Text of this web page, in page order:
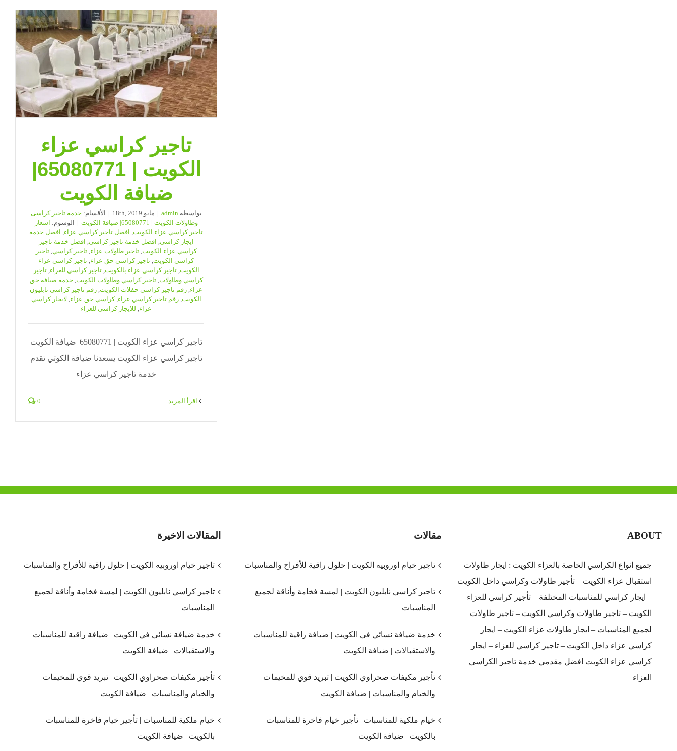
|
65080771
|
ضيافة
مغلقة
تاجير كراسي عزاء
الكويت | 65080771|
ضيافة الكويت
بواسطة admin
| مايو 18th, 2019 | الأقسام: خدمة تاجير كراسى
وطاولات الكويت | 65080771| ضيافة الكويت
| الوسوم: اسعار
تاجير كراسي عزاء الكويت, افضل تاجير كراسي عزاء افضل خدمة
ايجار كراسي افضل خدمة تاجير كراسي افضل خدمة تاجير
كراسي عزاء الكويت ,تاجير طاولات عزاء ,تاجير كراسي ,تاجير
كراسي الكويت, تاجير كراسي حق عزاء تاجير كراسي عزاء
الكويت ,تاجير كراسي عزاء بالكويت ,تاجير كراسي للعزاء ,تاجير
كراسي وطاولات ,تاجير كراسي وطاولات الكويت خدمة ضيافة حق
عزاء رقم تاجير كراسى حفلات الكويت, رقم تاجير كراسى نابليون
الكويت ,رقم تاجير كراسي عزاء ,كراسي حق عزاء لايجار كراسي
عزاء للايجار كراسي للعزاء
تاجير كراسي عزاء الكويت | 65080771| ضيافة الكويت
تاجير كراسي عزاء الكويت يسعدنا ضيافة الكوتي تقدم
خدمة تاجير كراسي عزاء
‫اقرأ المزيد 0
ABOUT
جميع انواع الكراسي الخاصة بالعزاء الكويت : ايجار طاولات
استقبال عزاء الكويت – تأجير طاولات وكراسي داخل الكويت
– ايجار كراسي للمناسبات المختلفة – تأجير كراسي للعزاء
الكويت – تاجير طاولات وكراسي الكويت – تاجير طاولات
لجميع المناسبات – ايجار طاولات عزاء الكويت – ايجار
كراسي عزاء داخل الكويت – تاجير كراسي للعزاء – ايجار
كراسي عزاء الكويت افضل مقدمي خدمة تاجير الكراسي
العزاء
مقالات
تاجير خيام اوروبيه الكويت | حلول راقية للأفراح والمناسبات
تاجير كراسي نابليون الكويت | لمسة فخامة وأناقة لجميع
المناسبات
خدمة ضيافة نسائي في الكويت | ضيافة راقية للمناسبات
والاستقبالات | ضيافة الكويت
تأجير مكيفات صحراوي الكويت | تبريد قوي للمخيمات
والخيام والمناسبات | ضيافة الكويت
خيام ملكية للمناسبات | تأجير خيام فاخرة للمناسبات
بالكويت | ضيافة الكويت
المقالات الاخيرة
تاجير خيام اوروبيه الكويت | حلول راقية للأفراح والمناسبات
تاجير كراسي نابليون الكويت | لمسة فخامة وأناقة لجميع
المناسبات
خدمة ضيافة نسائي في الكويت | ضيافة راقية للمناسبات
والاستقبالات | ضيافة الكويت
تأجير مكيفات صحراوي الكويت | تبريد قوي للمخيمات
والخيام والمناسبات | ضيافة الكويت
خيام ملكية للمناسبات | تأجير خيام فاخرة للمناسبات
بالكويت | ضيافة الكويت